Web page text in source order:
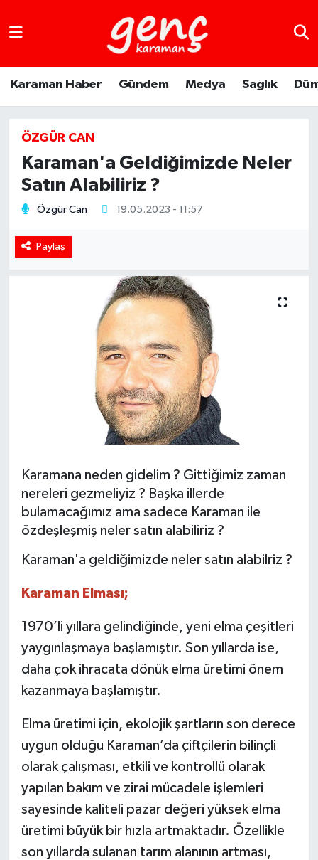
Karaman Haber Gündem Medya Sağlık
ÖZGÜR CAN
Karaman'a Geldiğimizde Neler
Satın Alabiliriz ?
Özgür Can 19.05.2023 - 11:57
Paylaş
Karamana neden gidelim ? Gittiğimiz zaman
nereleri gezmeliyiz ? Başka illerde
bulamacağımız ama sadece Karaman ile
özdeşleşmiş neler satın alabiliriz ?
Karaman'a geldiğimizde neler satın alabilriz ?
Karaman Elması;
1970’li yıllara gelindiğinde, yeni elma çeşitleri
yaygınlaşmaya başlamıştır. Son yıllarda ise,
daha çok ihracata dönük elma üretimi önem
kazanmaya başlamıştır.
Elma üretimi için, ekolojik şartların son derece
uygun olduğu Karaman’da çiftçilerin bilinçli
olarak çalışması, etkili ve kontrollü olarak
yapılan bakım ve zirai mücadele işlemleri
sayesinde kaliteli pazar değeri yüksek elma
üretimi büyük bir hızla artmaktadır. Özellikle
son yıllarda sulanan tarım alanının artması,